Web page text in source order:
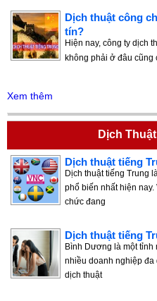
Dịch thuật công
tín?
Hiện nay, công ty dịch
không phải ở đâu
Xem thêm
Dịch
Dịch thuật tiếng
Dịch thuật tiếng Trung
phổ biến nhất hiện
chức đang
Dịch thuật tiếng
Bình Dương là một tỉnh
nhiều doanh nghiệp đa
dịch thuật